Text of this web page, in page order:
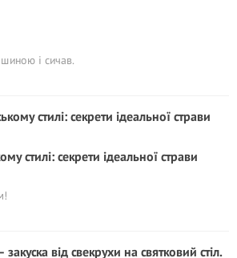
і сичав.
стилі: секрети ідеальної страви